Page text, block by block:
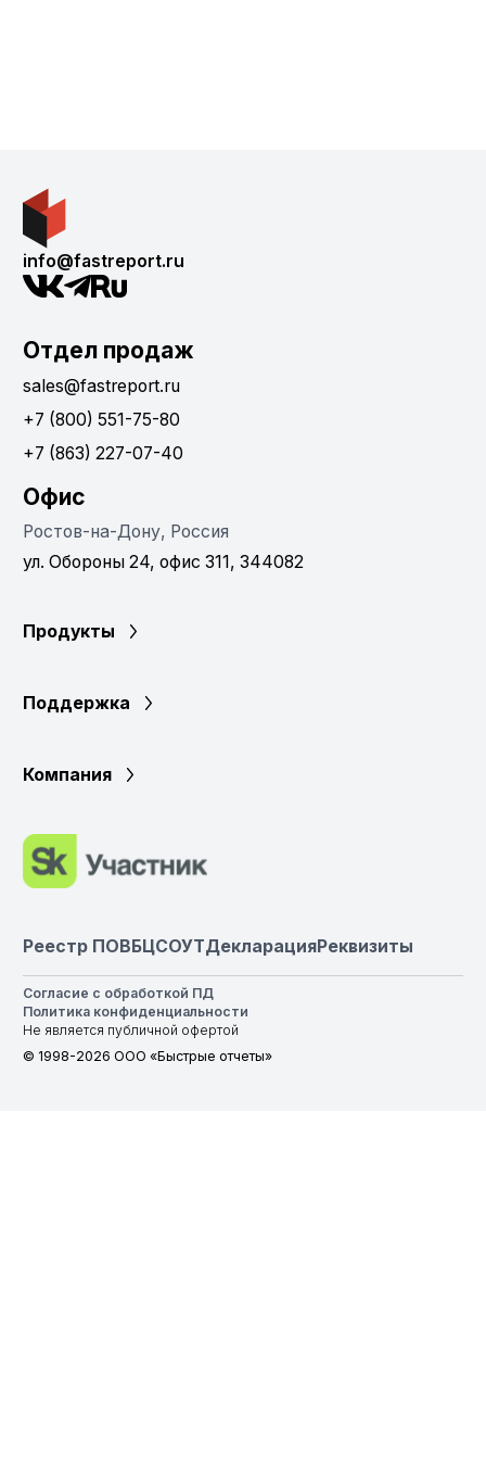
info@fastreport.ru
Отдел продаж
sales@fastreport.ru
+7 (800) 551-75-80
+7 (863) 227-07-40
Офис
Ростов-на-Дону, Россия
ул. Обороны 24, офис 311, 344082
Продукты
Поддержка
Компания
Реестр ПОВБЦСОУТДекларацияРеквизиты
Согласие с обработкой ПД
Политика конфиденциальности
Не является публичной офертой
© 1998-2026 ООО «Быстрые отчеты»